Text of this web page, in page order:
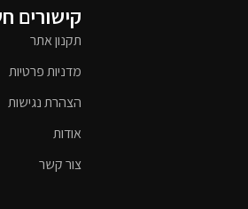
קישורים
תקנון אתר
מדניות פרטיות
הצהרת נגישות
אודות
צור קשר